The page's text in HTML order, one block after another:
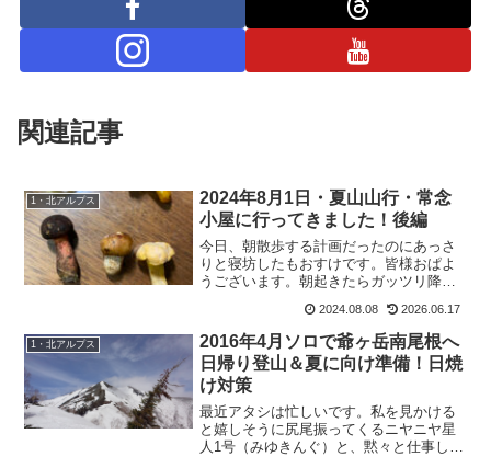
関連記事
1・北アルプス
2024年8月1日・夏山山行・常念
小屋に行ってきました！後編
今日、朝散歩する計画だったのにあっさ
りと寝坊したもおすけです。皆様おぱよ
うございます。朝起きたらガッツリ降っ
きた時には快晴。うーん、あの時起きて
おけば歩けたのに・・・仕方ないので、
明日リベンジします。で、...
2024.08.08 2026.06.17
1・北アルプス
2016年4月ソロで爺ヶ岳南尾根へ
日帰り登山＆夏に向け準備！日焼
け対策
最近アタシは忙しいです。私を見かける
と嬉しそうに尻尾振ってくるニヤニヤ星
人1号（みゆきんぐ）と、黙々と仕事しな